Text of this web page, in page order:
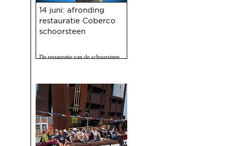
14 juni: afronding
restauratie Coberco
schoorsteen
De restauratie van de schoorsteen